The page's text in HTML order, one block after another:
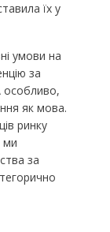
їх у
умови на
за
особливо,
як мова.
ринку
ми
за